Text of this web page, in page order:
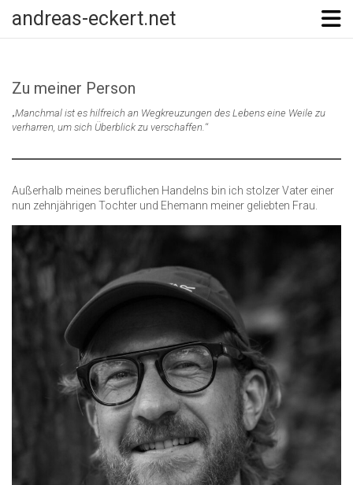
content
andreas-eckert.net
Zu meiner Person
„Manchmal ist es hilfreich an Wegkreuzungen des Lebens eine Weile zu
verharren, um sich Überblick zu verschaffen.“
Außerhalb meines beruflichen Handelns bin ich stolzer Vater einer
nun zehnjährigen Tochter und Ehemann meiner geliebten Frau.